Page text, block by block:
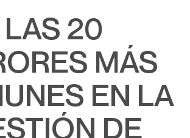
LAS 20
MÁS
EN LA
DE